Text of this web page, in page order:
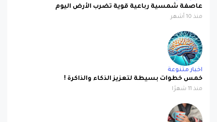
عاصفة شمسية رباعية قوية تضرب الأرض اليوم
منذ 10 أشهر
اخبار متنوعة
خمس خطوات بسيطة لتعزيز الذكاء والذاكرة !
منذ 11 شهرًا